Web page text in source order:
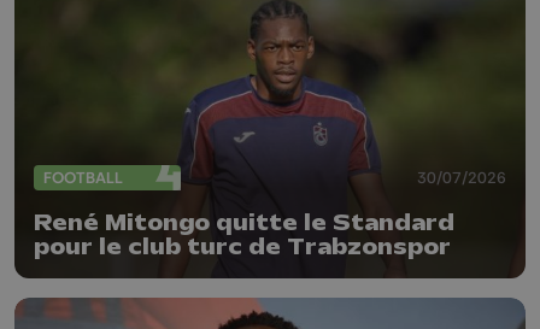
FOOTBALL 30/07/2026
René Mitongo quitte le Standard
pour le club turc de Trabzonspor